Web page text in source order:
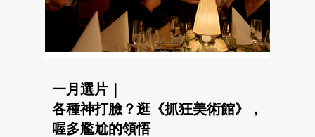
一月選片｜
各種神打臉？逛《抓狂美術館》，
喔多尷尬的領悟